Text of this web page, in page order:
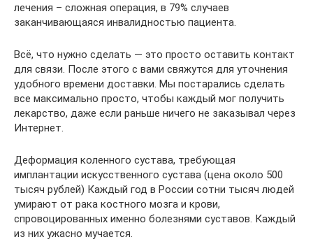
лечения – сложная операция, в 79% случаев
заканчивающаяся инвалидностью пациента.
Всё, что нужно сделать — это просто оставить контакт
для связи. После этого с вами свяжутся для уточнения
удобного времени доставки. Мы постарались сделать
все максимально просто, чтобы каждый мог получить
лекарство, даже если раньше ничего не заказывал через
Интернет.
Деформация коленного сустава, требующая
имплантации искусственного сустава (цена около 500
тысяч рублей) Каждый год в России сотни тысяч людей
умирают от рака костного мозга и крови,
спровоцированных именно болезнями суставов. Каждый
из них ужасно мучается.